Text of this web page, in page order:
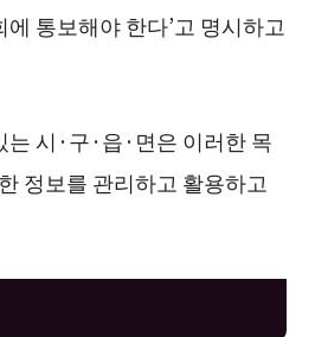
통보해야 한다’고 명시하고
는 시·구·읍·면은 이러한 목
정보를 관리하고 활용하고